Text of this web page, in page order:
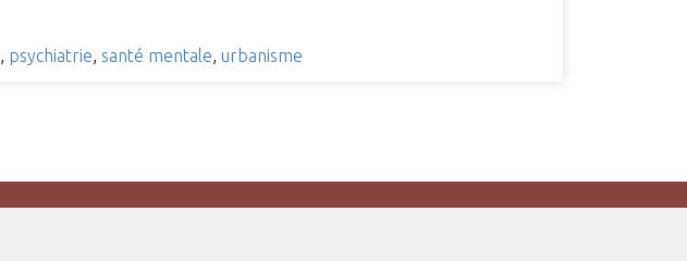
psychiatrie santé mentale urbanisme